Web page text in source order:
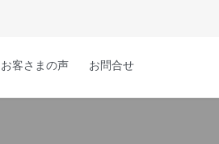
content
お客さまの声 お問合せ